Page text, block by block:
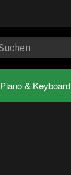
Piano & Keyboard